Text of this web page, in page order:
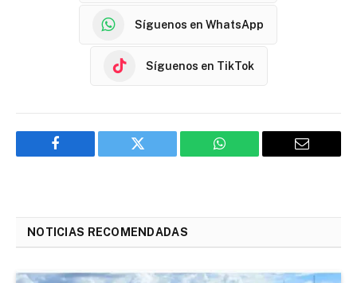
Síguenos en WhatsApp
Síguenos en TikTok
Facebook Twitter WhatsApp Email
NOTICIAS RECOMENDADAS